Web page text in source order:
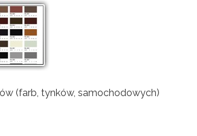
(farb, tynków, samochodowych)